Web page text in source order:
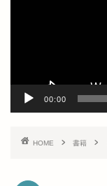
00:00
HOME 書籍